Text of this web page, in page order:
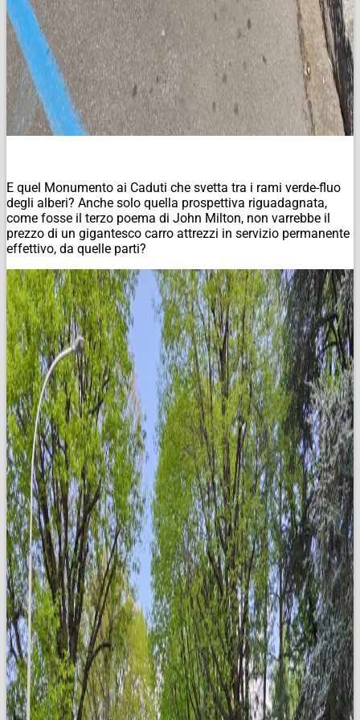
E quel Monumento ai Caduti che svetta tra i rami verde-fluo
degli alberi? Anche solo quella prospettiva riguadagnata,
come fosse il terzo poema di John Milton, non varrebbe il
prezzo di un gigantesco carro attrezzi in servizio permanente
effettivo, da quelle parti?